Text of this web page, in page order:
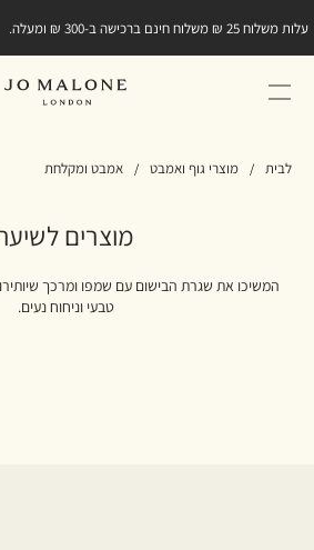
עלות משלוח 25 ₪ משלוח חינם ברכישה ב-300 ₪ ומעלה.
לבית מוצרי גוף ואמבט אמבט ומקלחת
מוצרים
המשיכו את שגרת הבישום עם שמפו ומרכך
טבעי וניחוח נעים.